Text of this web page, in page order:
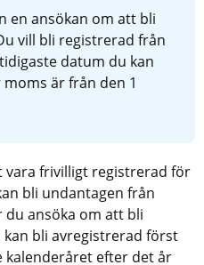
en ansökan om att bli
vill bli registrerad från
datum du kan
är från den 1
frivilligt registrerad för
bli undantagen från
du ansöka om att bli
bli avregistrerad först
efter det år